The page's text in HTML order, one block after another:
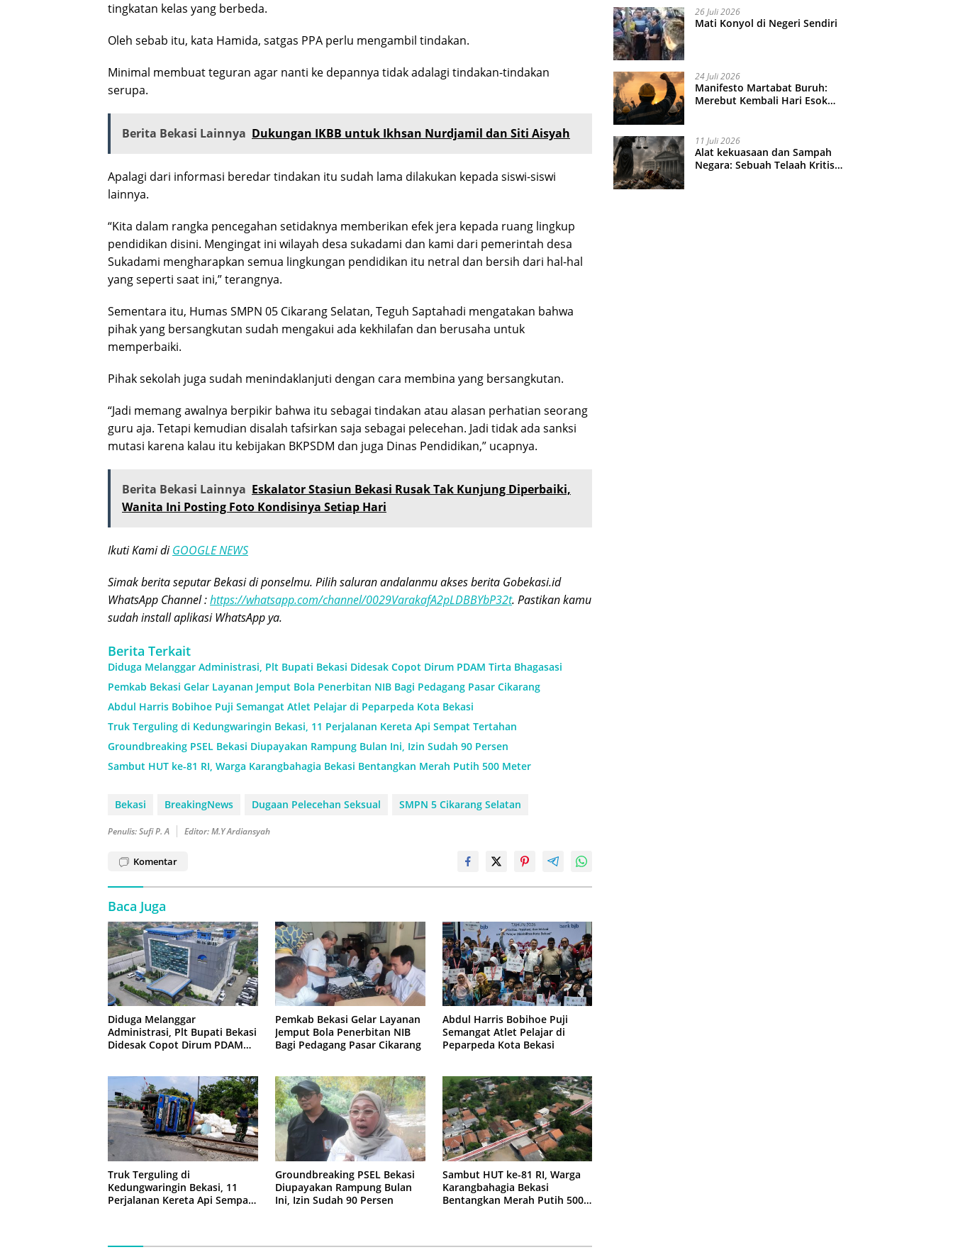
tingkatan kelas yang berbeda.
Oleh sebab itu, kata Hamida, satgas PPA perlu mengambil tindakan.
Minimal membuat teguran agar nanti ke depannya tidak adalagi tindakan-tindakan
serupa.
Berita Bekasi Lainnya Dukungan IKBB untuk Ikhsan Nurdjamil dan Siti Aisyah
Apalagi dari informasi beredar tindakan itu sudah lama dilakukan kepada siswi-siswi
lainnya.
“Kita dalam rangka pencegahan setidaknya memberikan efek jera kepada ruang lingkup
pendidikan disini. Mengingat ini wilayah desa sukadami dan kami dari pemerintah desa
Sukadami mengharapkan semua lingkungan pendidikan itu netral dan bersih dari hal-hal
yang seperti saat ini,” terangnya.
Sementara itu, Humas SMPN 05 Cikarang Selatan, Teguh Saptahadi mengatakan bahwa
pihak yang bersangkutan sudah mengakui ada kekhilafan dan berusaha untuk
memperbaiki.
Pihak sekolah juga sudah menindaklanjuti dengan cara membina yang bersangkutan.
“Jadi memang awalnya berpikir bahwa itu sebagai tindakan atau alasan perhatian seorang
guru aja. Tetapi kemudian disalah tafsirkan saja sebagai pelecehan. Jadi tidak ada sanksi
mutasi karena kalau itu kebijakan BKPSDM dan juga Dinas Pendidikan,” ucapnya.
Berita Bekasi Lainnya Eskalator Stasiun Bekasi Rusak Tak Kunjung Diperbaiki,
Wanita Ini Posting Foto Kondisinya Setiap Hari
Ikuti Kami diGOOGLE NEWS
Simak berita seputar Bekasi di ponselmu. Pilih saluran andalanmu akses berita Gobekasi.id
WhatsApp Channel :https://whatsapp.com/channel/0029VarakafA2pLDBBYbP32t. Pastikan kamu
sudah install aplikasi WhatsApp ya.
Berita Terkait
Diduga Melanggar Administrasi, Plt Bupati Bekasi Didesak Copot Dirum PDAM Tirta Bhagasasi
Pemkab Bekasi Gelar Layanan Jemput Bola Penerbitan NIB Bagi Pedagang Pasar Cikarang
Abdul Harris Bobihoe Puji Semangat Atlet Pelajar di Peparpeda Kota Bekasi
Truk Terguling di Kedungwaringin Bekasi, 11 Perjalanan Kereta Api Sempat Tertahan
Groundbreaking PSEL Bekasi Diupayakan Rampung Bulan Ini, Izin Sudah 90 Persen
Sambut HUT ke-81 RI, Warga Karangbahagia Bekasi Bentangkan Merah Putih 500 Meter
Bekasi BreakingNews Dugaan Pelecehan Seksual SMPN 5 Cikarang Selatan
Penulis: Sufi P. A Editor: M.Y Ardiansyah
Komentar
Baca Juga
Diduga Melanggar
Administrasi, Plt Bupati Bekasi
Didesak Copot Dirum PDAM
Pemkab Bekasi Gelar Layanan
Jemput Bola Penerbitan NIB
Bagi Pedagang Pasar Cikarang
Abdul Harris Bobihoe Puji
Semangat Atlet Pelajar di
Peparpeda Kota Bekasi
Truk Terguling di
Kedungwaringin Bekasi, 11
Perjalanan Kereta Api Sempat
Groundbreaking PSEL Bekasi
Diupayakan Rampung Bulan
Ini, Izin Sudah 90 Persen
Sambut HUT ke-81 RI, Warga
Karangbahagia Bekasi
Bentangkan Merah Putih 500
26 Juli 2026
Mati Konyol di Negeri Sendiri
24 Juli 2026
Manifesto Martabat Buruh:
Merebut Kembali Hari Esok
11 Juli 2026
Alat kekuasaan dan Sampah
Negara: Sebuah Telaah Kritis